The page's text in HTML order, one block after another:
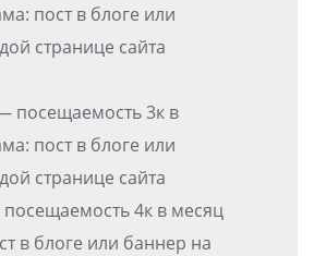
пост в блоге или
странице сайта
посещаемость 3к в
пост в блоге или
странице сайта
4к в месяц
в блоге или баннер на